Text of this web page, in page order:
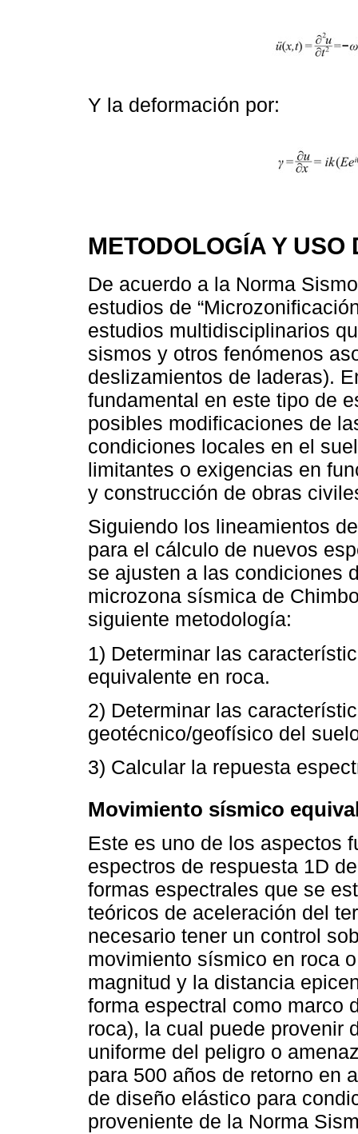
Y la deformación por:
METODOLOGÍA Y USO
De acuerdo a la Norma
estudios de
estudios multidisciplinarios
sismos y otros fenómenos
deslizamientos de laderas).
fundamental en este tipo de
posibles modificaciones de
condiciones locales en el
limitantes o exigencias en
y construcción de obras
Siguiendo los lineamientos
para el cálculo de nuevos
se ajusten a las condiciones
microzona sísmica de
siguiente metodología:
1) Determinar las
equivalente en roca.
2) Determinar las
geotécnico/geofísico del
3) Calcular la repuesta
Movimiento sísmico
Este es uno de los aspectos
espectros de respuesta 1D
formas espectrales que se
teóricos de aceleración del
necesario tener un control
movimiento sísmico en roca
magnitud y la distancia
forma espectral como marco
roca), la cual puede provenir
uniforme del peligro o
para 500 años de retorno en
de diseño elástico para
proveniente de la Norma